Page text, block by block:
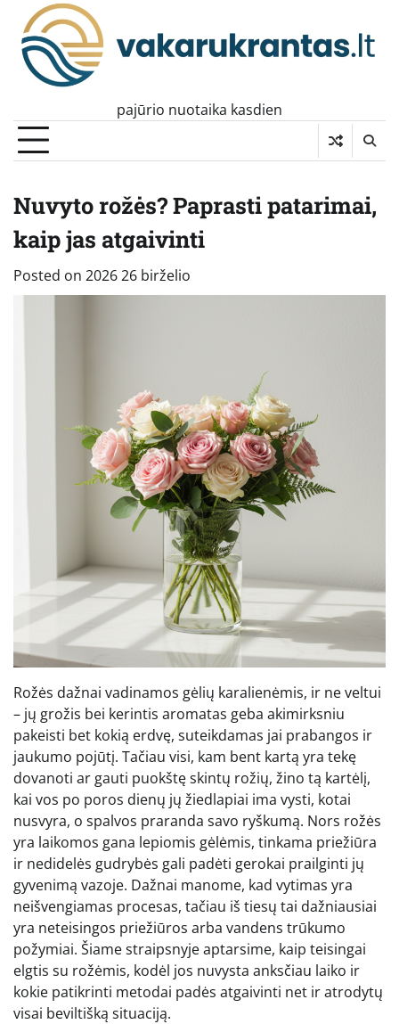
content
pajūrio nuotaika kasdien
Nuvyto rožės? Paprasti patarimai,
kaip jas atgaivinti
Posted on 2026 26 birželio
Rožės dažnai vadinamos gėlių karalienėmis, ir ne veltui
– jų grožis bei kerintis aromatas geba akimirksniu
pakeisti bet kokią erdvę, suteikdamas jai prabangos ir
jaukumo pojūtį. Tačiau visi, kam bent kartą yra tekę
dovanoti ar gauti puokštę skintų rožių, žino tą kartėlį,
kai vos po poros dienų jų žiedlapiai ima vysti, kotai
nusvyra, o spalvos praranda savo ryškumą. Nors rožės
yra laikomos gana lepiomis gėlėmis, tinkama priežiūra
ir nedidelės gudrybės gali padėti gerokai prailginti jų
gyvenimą vazoje. Dažnai manome, kad vytimas yra
neišvengiamas procesas, tačiau iš tiesų tai dažniausiai
yra neteisingos priežiūros arba vandens trūkumo
požymiai. Šiame straipsnyje aptarsime, kaip teisingai
elgtis su rožėmis, kodėl jos nuvysta anksčiau laiko ir
kokie patikrinti metodai padės atgaivinti net ir atrodytų
visai beviltišką situaciją.